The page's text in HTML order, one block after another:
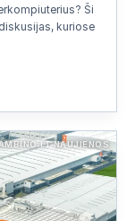
Ši
kuriose
NAUJIENOS